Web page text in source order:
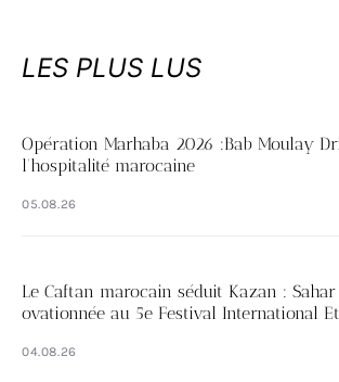
LES PLUS LUS
Opération Marhaba 2026 :Bab Moulay
l’hospitalité marocaine
05.08.26
Le Caftan marocain séduit Kazan :
ovationnée au 5e Festival International
04.08.26